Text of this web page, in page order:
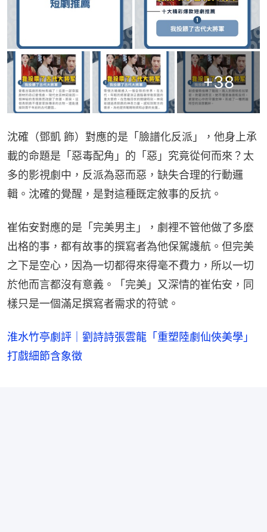
+38
沈確（鄧凱 飾）對應的是「臉譜化反派」，他身上承
載的命題是「惡毒配角」的「惡」究竟從何而來？太
多的影視劇中，反派為惡而惡，缺失合理的行動邏
輯。沈確的覺醒，是對這種既定敘事的反抗。
崔佑安對應的是「完美男主」，劇裡不管他做了多麼
出格的事，都有故事的撰寫者為他保駕護航。但完美
之下是空心，因為一切都得來得毫不費力，所以一切
於他而言都沒有意義。「完美」又深情的崔佑安，同
樣只是一個滿足撰寫者需求的符號。
淮水竹亭劇評｜劉詩詩張雲龍「重塑陸劇仙俠美學」
打戲細節含象徵